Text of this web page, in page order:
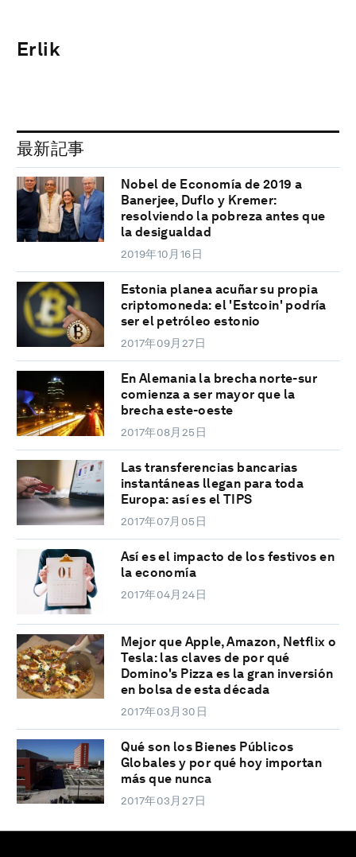
Erlik
最新記事
Nobel de Economía de 2019 a
Banerjee, Duflo y Kremer:
resolviendo la pobreza antes que
la desigualdad
2019年10月16日
Estonia planea acuñar su propia
criptomoneda: el 'Estcoin' podría
ser el petróleo estonio
2017年09月27日
En Alemania la brecha norte-sur
comienza a ser mayor que la
brecha este-oeste
2017年08月25日
Las transferencias bancarias
instantáneas llegan para toda
Europa: así es el TIPS
2017年07月05日
Así es el impacto de los festivos en
la economía
2017年04月24日
Mejor que Apple, Amazon, Netflix o
Tesla: las claves de por qué
Domino's Pizza es la gran inversión
en bolsa de esta década
2017年03月30日
Qué son los Bienes Públicos
Globales y por qué hoy importan
más que nunca
2017年03月27日